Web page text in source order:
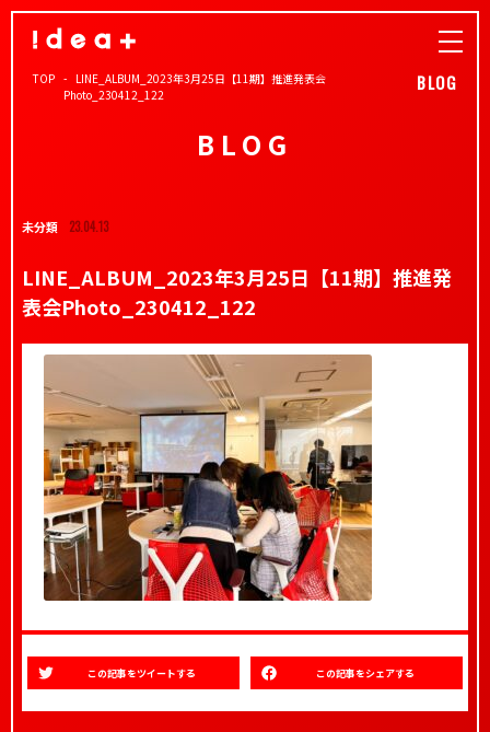
BLOG
TOP
LINE_ALBUM_2023年3月25日【11期】推進発表会
Photo_230412_122
BLOG
未分類 23.04.13
LINE_ALBUM_2023年3月25日【11期】推進発
表会Photo_230412_122
この記事をツイートする この記事をシェアする